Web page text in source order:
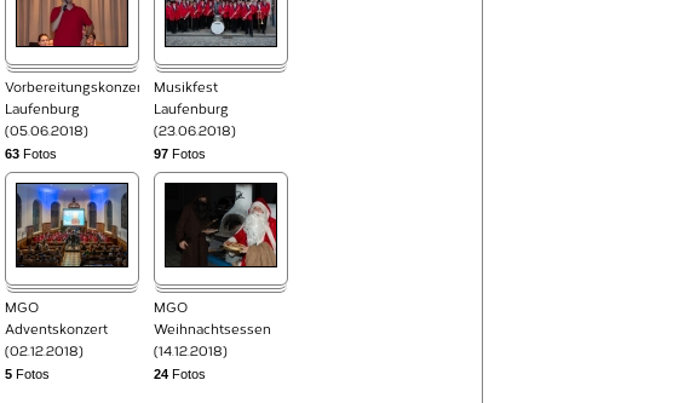
Vorbereitungskonzert
Laufenburg
(05.06.2018)
63 Fotos
Musikfest
Laufenburg
(23.06.2018)
97 Fotos
MGO
Adventskonzert
(02.12.2018)
5 Fotos
MGO
Weihnachtsessen
(14.12.2018)
24 Fotos